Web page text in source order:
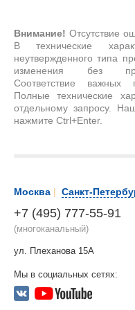
Внимание! Отсутствие
В технические
неутвержденного типа
изменения без
Соответствие важных
Полные технические
отдельному запросу.
нажмите Ctrl+Enter.
Москва | Санкт-
+7 (495) 777-55-91
(многоканальный)
ул. Плеханова 15А
Мы в социальных сетях: